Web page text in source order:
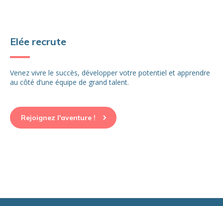
Elée recrute
Venez vivre le succès, développer votre potentiel et apprendre
au côté d’une équipe de grand talent.
Rejoignez l'aventure !